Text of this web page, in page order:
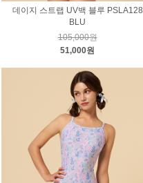
데이지 스트랩 UV백 블루 PSLA128
BLU
105,000원
51,000원